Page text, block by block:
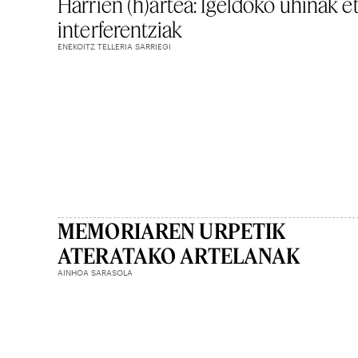
interferentziak
ENEKOITZ TELLERIA SARRIEGI
MEMORIAREN URPETIK
ATERATAKO ARTELANAK
AINHOA SARASOLA